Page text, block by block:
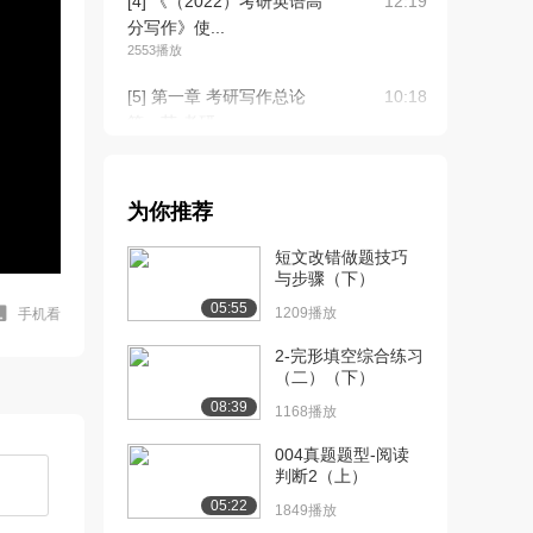
手机看
分写作》使...
2553播放
[5] 第一章 考研写作总论
10:18
第一节 考研...
[7] 第一章 考研写作总论
第一节 考研...
[8] 第一章 考研写作总论
第一节 考研...
[9] 第一章 考研写作总论
第一节 考研...
为你推荐
05:55
短文改错做题技巧
与步骤（下）
1209播放
08:39
2-完形填空综合练习
（二）（下）
1168播放
05:22
004真题题型-阅读
判断2（上）
1849播放